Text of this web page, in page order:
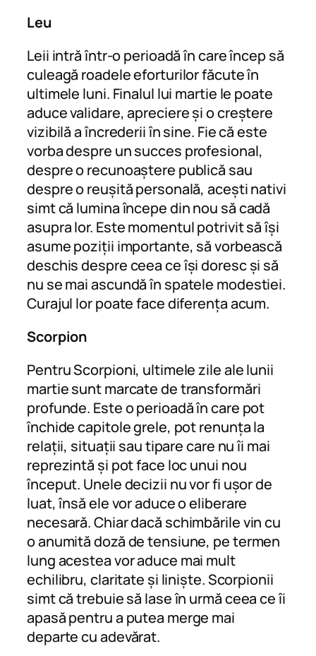
Leu
Leii intră într-o perioadă în care încep să
culeagă roadele eforturilor făcute în
ultimele luni. Finalul lui martie le poate
aduce validare, apreciere și o creștere
vizibilă a încrederii în sine. Fie că este
vorba despre un succes profesional,
despre o recunoaștere publică sau
despre o reușită personală, acești nativi
simt că lumina începe din nou să cadă
asupra lor. Este momentul potrivit să își
asume poziții importante, să vorbească
deschis despre ceea ce își doresc și să
nu se mai ascundă în spatele modestiei.
Curajul lor poate face diferența acum.
Scorpion
Pentru Scorpioni, ultimele zile ale lunii
martie sunt marcate de transformări
profunde. Este o perioadă în care pot
închide capitole grele, pot renunța la
relații, situații sau tipare care nu îi mai
reprezintă și pot face loc unui nou
început. Unele decizii nu vor fi ușor de
luat, însă ele vor aduce o eliberare
necesară. Chiar dacă schimbările vin cu
o anumită doză de tensiune, pe termen
lung acestea vor aduce mai mult
echilibru, claritate și liniște. Scorpionii
simt că trebuie să lase în urmă ceea ce îi
apasă pentru a putea merge mai
departe cu adevărat.